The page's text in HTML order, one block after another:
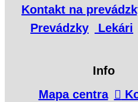
Kontakt na
Prevádzky
Lekári
Info
Mapa centra